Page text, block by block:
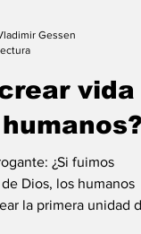
Gessen